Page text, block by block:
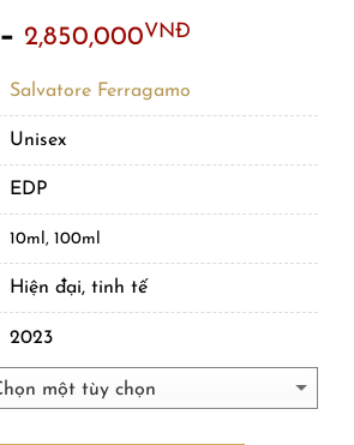
– 2,850,000VNĐ
Salvatore Ferragamo
Unisex
EDP
10ml, 100ml
Hiện đại, tinh tế
2023